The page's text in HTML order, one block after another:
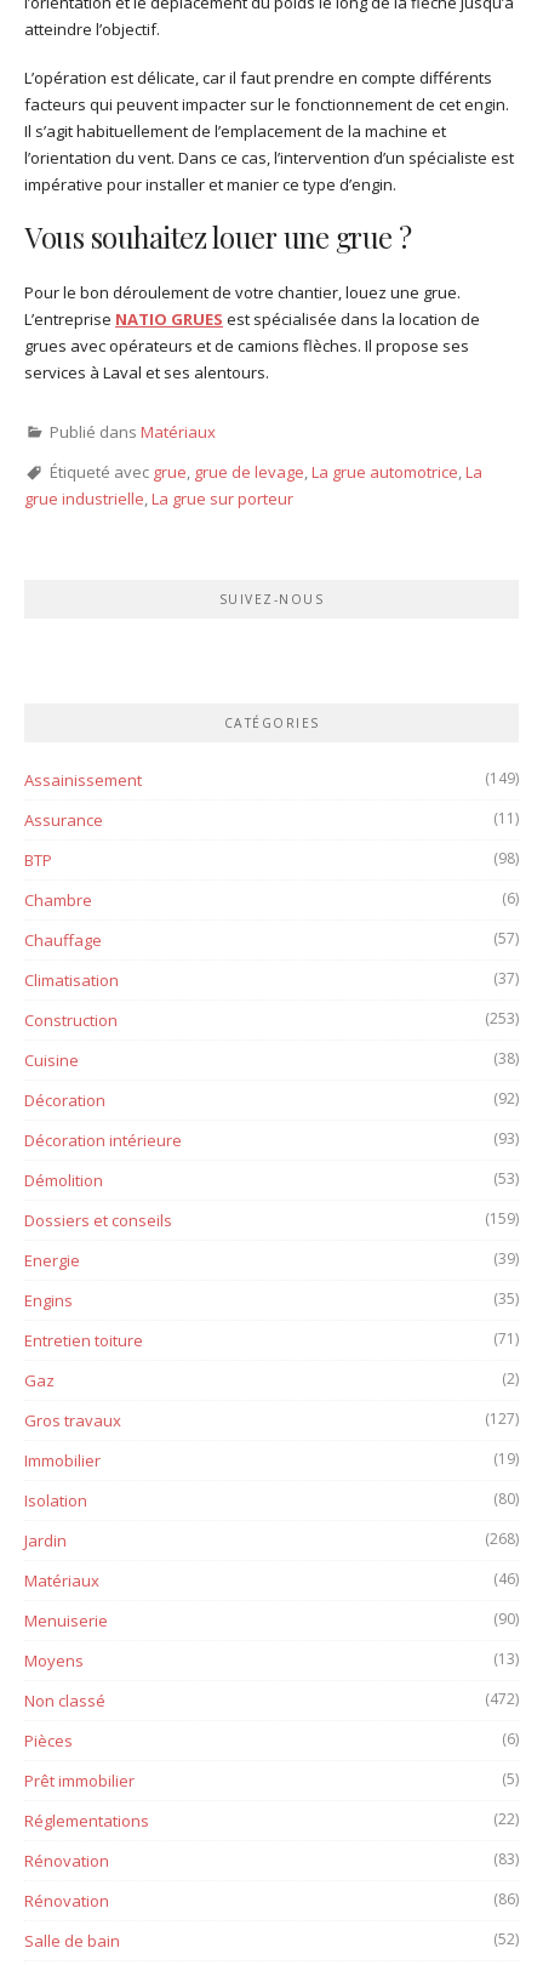
atteindre l’objectif.
L’opération est délicate, car il faut prendre en compte différents
facteurs qui peuvent impacter sur le fonctionnement de cet engin.
Il s’agit habituellement de l’emplacement de la machine et
l’orientation du vent. Dans ce cas, l’intervention d’un spécialiste est
impérative pour installer et manier ce type d’engin.
Vous souhaitez louer une grue ?
Pour le bon déroulement de votre chantier, louez une grue.
L’entreprise NATIO GRUES est spécialisée dans la location de
grues avec opérateurs et de camions flèches. Il propose ses
services à Laval et ses alentours.
Publié dans Matériaux
Étiqueté avec grue, grue de levage,La grue automotrice,La
grue industrielle,La grue sur porteur
SUIVEZ-NOUS
CATÉGORIES
Assainissement (149)
Assurance (11)
BTP (98)
Chambre (6)
Chauffage (57)
Climatisation (37)
Construction (253)
Cuisine (38)
Décoration (92)
Décoration intérieure (93)
Démolition (53)
Dossiers et conseils (159)
Energie (39)
Engins (35)
Entretien toiture (71)
Gaz (2)
Gros travaux (127)
Immobilier (19)
Isolation (80)
Jardin (268)
Matériaux (46)
Menuiserie (90)
Moyens (13)
Non classé (472)
Pièces (6)
Prêt immobilier (5)
Réglementations (22)
Rénovation (83)
Rénovation (86)
Salle de bain (52)